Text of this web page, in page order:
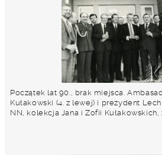
Początek lat 90., brak miejsca.
Kułakowski (4. z lewej) i prezydent Lech
NN, kolekcja Jana i Zofii Kułakowskich,